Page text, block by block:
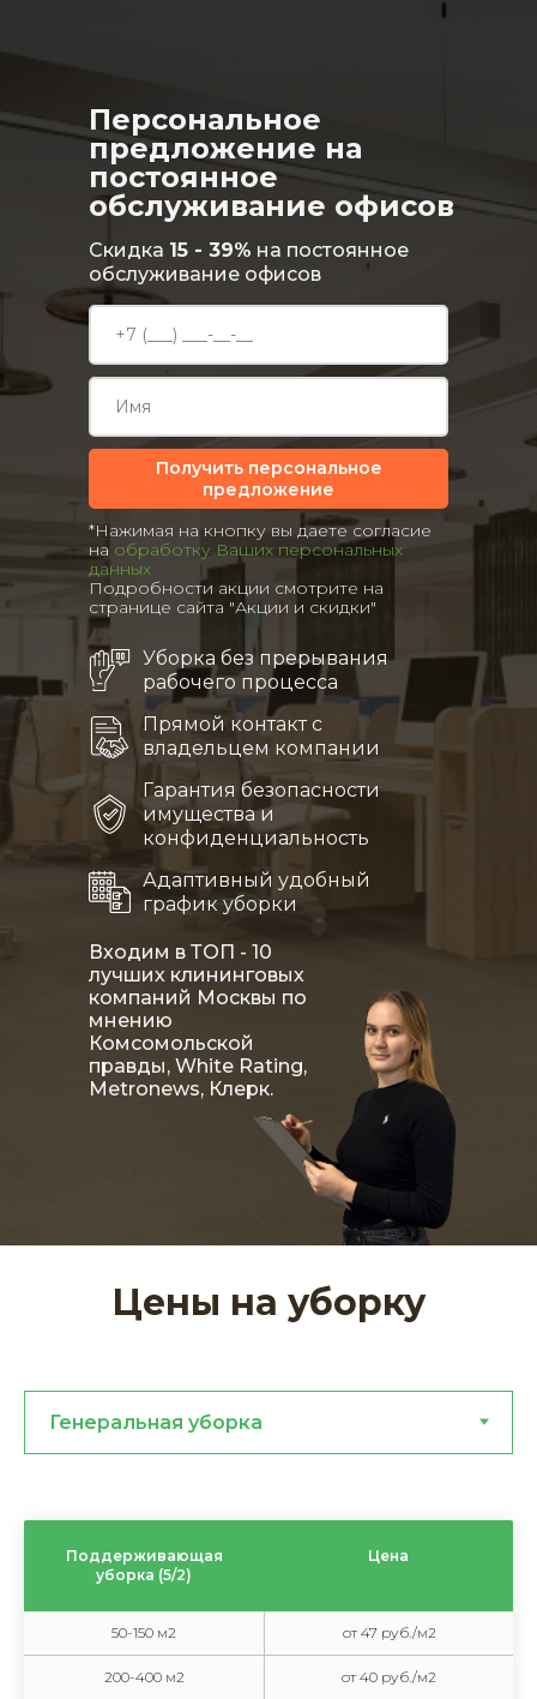
Персональное
предложение на
постоянное
обслуживание офисов
Получить персональное
предложение
Скидка 15 - 39% на постоянное
обслуживание офисов
Входим в ТОП - 10
лучших клининговых
компаний Москвы по
мнению
Комсомольской
правды, White Rating,
Metronews, Клерк.
*Нажимая на кнопку вы даете согласие
на обработку Ваших персональных
данных
Подробности акции смотрите на
странице сайта "Акции и скидки"
Уборка без прерывания
рабочего процесса
Прямой контакт с
владельцем компании
Адаптивный удобный
график уборки
Гарантия безопасности
имущества и
конфиденциальность
Цены на уборку
Поддерживающая
уборка (5/2)
Цена
50-150 м2 от 47 руб./м2
200-400 м2 от 40 руб./м2